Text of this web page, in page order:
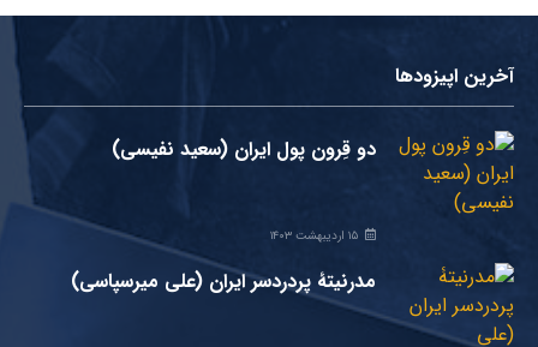
آخرین اپیزودها
دو قِرون پول ایران (سعید نفیسی)
۱۵ اردیبهشت ۱۴۰۳
مدرنیتۀ پردردسر ایران (علی میرسپاسی)